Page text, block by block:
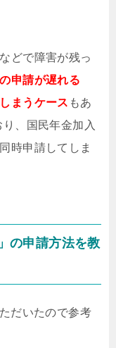
どで障害が残っ
申請が遅れる
まうケース もあ
、国民年金加入
時申請してしま
の申請方法を教
だいたので参考